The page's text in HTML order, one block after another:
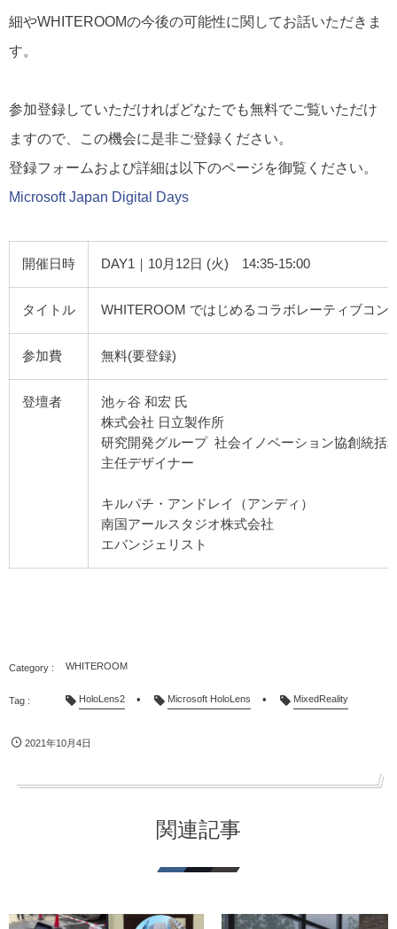
細やWHITEROOMの今後の可能性に関してお話いただきま
す。
参加登録していただければどなたでも無料でご覧いただけ
ますので、この機会に是非ご登録ください。
登録フォームおよび詳細は以下のページを御覧ください。
Microsoft Japan Digital Days
開催日時 DAY1｜10月12日 (火) 14:35-15:00
タイトル WHITEROOM ではじめるコラボレーティブコン
参加費 無料(要登録)
登壇者
池ヶ谷 和宏 氏
株式会社 日立製作所
研究開発グループ 社会イノベーション協創統括
主任デザイナー
キルパチ・アンドレイ（アンディ）
南国アールスタジオ株式会社
エバンジェリスト
WHITEROOM
HoloLens2 Microsoft HoloLens MixedReality
2021年10月4日
関連記事